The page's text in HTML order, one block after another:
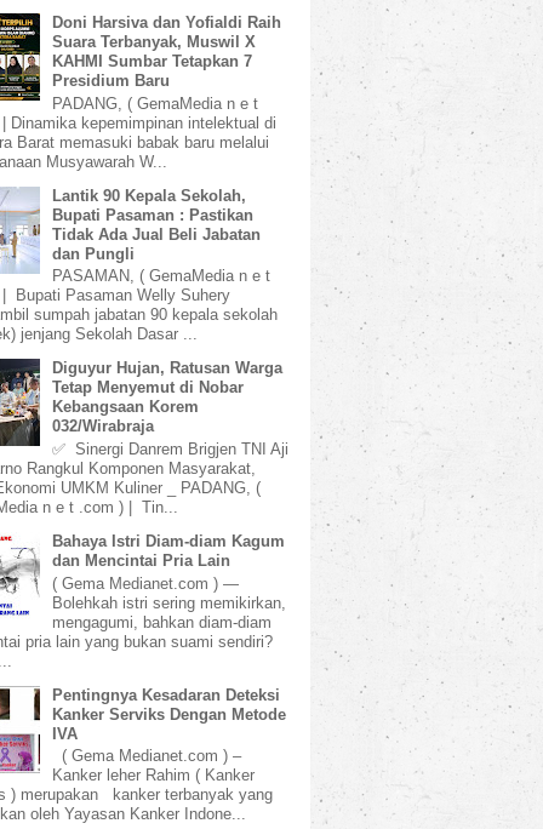
Doni Harsiva dan Yofialdi Raih
Suara Terbanyak, Muswil X
KAHMI Sumbar Tetapkan 7
Presidium Baru
PADANG, ( GemaMedia n e t
Dinamika kepemimpinan intelektual di
Barat memasuki babak baru melalui
Musyawarah W...
Lantik 90 Kepala Sekolah,
Bupati Pasaman : Pastikan
Tidak Ada Jual Beli Jabatan
dan Pungli
PASAMAN, ( GemaMedia n e t
Bupati Pasaman Welly Suhery
sumpah jabatan 90 kepala sekolah
jenjang Sekolah Dasar ...
Diguyur Hujan, Ratusan Warga
Tetap Menyemut di Nobar
Kebangsaan Korem
032/Wirabraja
✅ Sinergi Danrem Brigjen TNI Aji
Rangkul Komponen Masyarakat,
UMKM Kuliner _ PADANG, (
n e t .com ) | Tin...
Bahaya Istri Diam-diam Kagum
dan Mencintai Pria Lain
( Gema Medianet.com ) —
Bolehkah istri sering memikirkan,
mengagumi, bahkan diam-diam
pria lain yang bukan suami sendiri?
Pentingnya Kesadaran Deteksi
Kanker Serviks Dengan Metode
IVA
( Gema Medianet.com ) –
Kanker leher Rahim ( Kanker
) merupakan kanker terbanyak yang
oleh Yayasan Kanker Indone...